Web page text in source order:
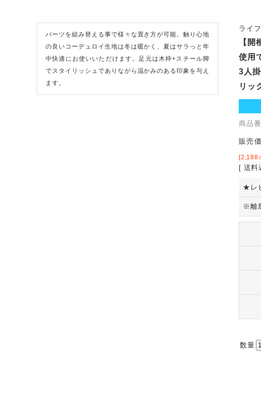
パーツを組み替える事で様々な置き方が可能。触り心地
の良いコーデュロイ生地は冬は暖かく、夏はサラっと年
中快適にお使いいただけます。足元は木枠+スチール脚
でスタイリッシュでありながら温かみのある印象を与え
ます。
ライ
【
使用
3人
リッ
商品
販売
[2,188
[ 送料
★レ
※離
数量